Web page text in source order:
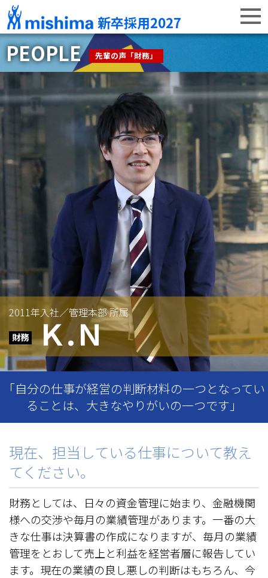
新卒採用2027
PEOPLE 先輩の声「財務」
2011年入社／管理本部 所属
Ｋ.Ｎ
「自分の仕事が経営の判断材料の一つとなってい
ることは、大きなやりがいの一つです」
現在、担当している仕事について教え
てください。
財務としては、日々の資金管理に始まり、金融機関
様への交渉や毎月の業績管理があります。一番の大
きな仕事は決算書の作成になりますが、毎月の業績
管理をとおして売上と利益を経営者層に報告してい
ます。現在の業績の良し悪しの判断はもちろん、今